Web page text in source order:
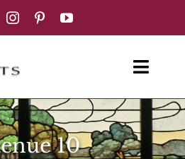
10